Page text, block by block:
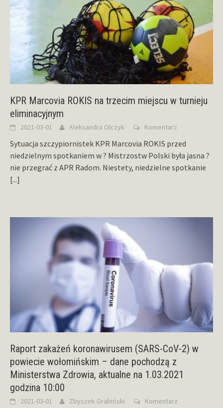
KPR Marcovia ROKIS na trzecim miejscu w turnieju
eliminacyjnym
2021-03-01 Aleksandra Olczyk Komentarz
Sytuacja szczypiornistek KPR Marcovia ROKIS przed
niedzielnym spotkaniem w ? Mistrzostw Polski była jasna ?
nie przegrać z APR Radom. Niestety, niedzielne spotkanie
[...]
Raport zakażeń koronawirusem (SARS-CoV-2) w
powiecie wołomińskim – dane pochodzą z
Ministerstwa Zdrowia, aktualne na 1.03.2021
godzina 10:00
2021-03-01 Zbyszek Grabiński Komentarz